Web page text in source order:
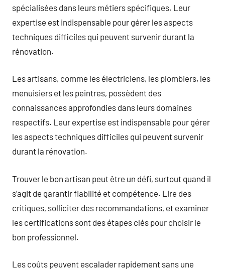
spécialisées dans leurs métiers spécifiques. Leur
expertise est indispensable pour gérer les aspects
techniques difficiles qui peuvent survenir durant la
rénovation.
Les artisans, comme les électriciens, les plombiers, les
menuisiers et les peintres, possèdent des
connaissances approfondies dans leurs domaines
respectifs. Leur expertise est indispensable pour gérer
les aspects techniques difficiles qui peuvent survenir
durant la rénovation.
Trouver le bon artisan peut être un défi, surtout quand il
s’agit de garantir fiabilité et compétence. Lire des
critiques, solliciter des recommandations, et examiner
les certifications sont des étapes clés pour choisir le
bon professionnel.
Les coûts peuvent escalader rapidement sans une